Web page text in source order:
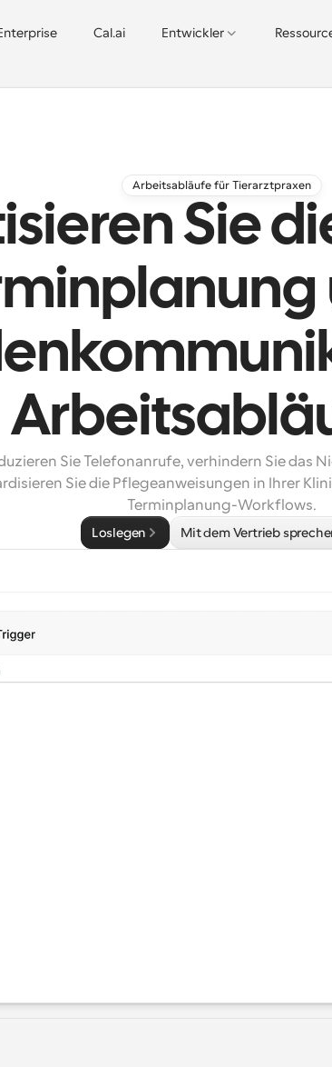
Cal.ai Entwickler
Arbeitsabläufe für Tierarztpraxen
Sie
Sie Telefonanrufe, verhindern Sie das
Sie die Pflegeanweisungen in Ihrer
Terminplanung-Workflows.
Loslegen Mit dem Vertrieb